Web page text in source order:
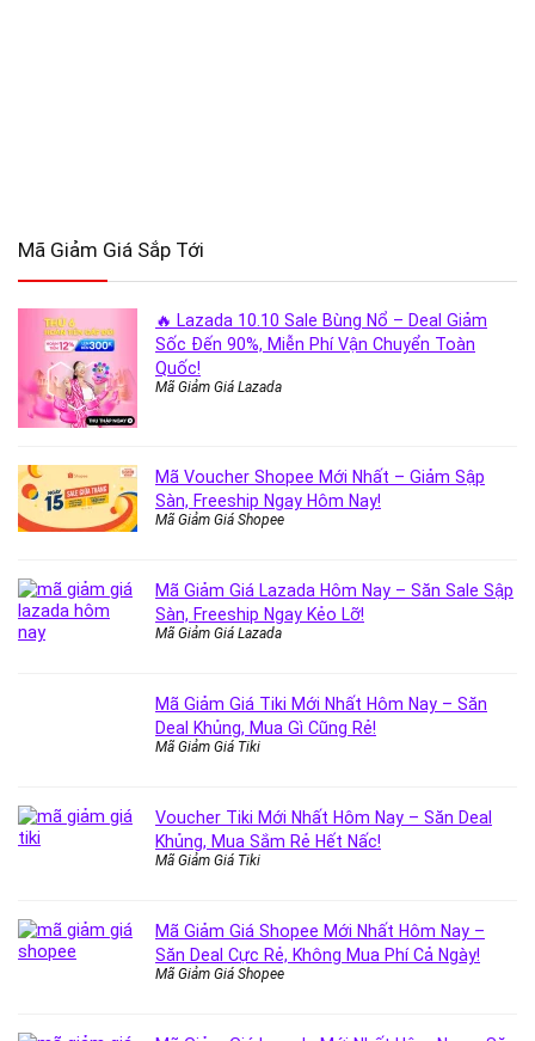
Mã Giảm Giá Sắp Tới
🔥 Lazada 10.10 Sale Bùng Nổ – Deal Giảm
Sốc Đến 90%, Miễn Phí Vận Chuyển Toàn
Quốc!
Mã Giảm Giá Lazada
Mã Voucher Shopee Mới Nhất – Giảm Sập
Sàn, Freeship Ngay Hôm Nay!
Mã Giảm Giá Shopee
Mã Giảm Giá Lazada Hôm Nay – Săn Sale Sập
Sàn, Freeship Ngay Kẻo Lỡ!
Mã Giảm Giá Lazada
Mã Giảm Giá Tiki Mới Nhất Hôm Nay – Săn
Deal Khủng, Mua Gì Cũng Rẻ!
Mã Giảm Giá Tiki
Voucher Tiki Mới Nhất Hôm Nay – Săn Deal
Khủng, Mua Sắm Rẻ Hết Nấc!
Mã Giảm Giá Tiki
Mã Giảm Giá Shopee Mới Nhất Hôm Nay –
Săn Deal Cực Rẻ, Không Mua Phí Cả Ngày!
Mã Giảm Giá Shopee